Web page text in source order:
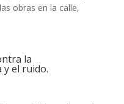
obras en la calle,
la
el ruido.